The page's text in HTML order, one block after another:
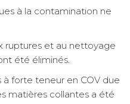
à la contamination ne
ruptures et au nettoyage
été éliminés.
à forte teneur en COV due
matières collantes a été